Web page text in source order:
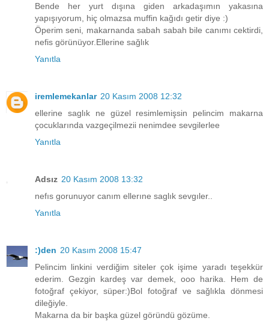
Bende her yurt dışına giden arkadaşımın yakasına
yapışıyorum, hiç olmazsa muffin kağıdı getir diye :)
Öperim seni, makarnanda sabah sabah bile canımı cektirdi,
nefis görünüyor.Ellerine sağlık
Yanıtla
iremlemekanlar 20 Kasım 2008 12:32
ellerine saglık ne güzel resimlemişsin pelincim makarna
çocuklarında vazgeçilmezii nenimdee sevgilerlee
Yanıtla
Adsız 20 Kasım 2008 13:32
nefıs gorunuyor canım ellerıne saglık sevgıler..
Yanıtla
:)den 20 Kasım 2008 15:47
Pelincim linkini verdiğim siteler çok işime yaradı teşekkür
ederim. Gezgin kardeş var demek, ooo harika. Hem de
fotoğraf çekiyor, süper:)Bol fotoğraf ve sağlıkla dönmesi
dileğiyle.
Makarna da bir başka güzel göründü gözüme.